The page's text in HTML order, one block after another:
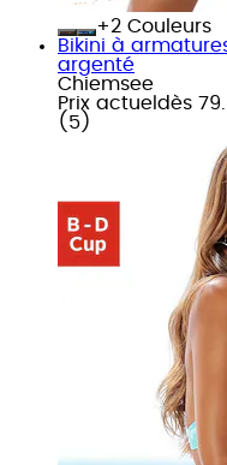
+
Couleurs
Bikini à
argenté
Chiemsee
Prix actuel dès
( 5 )